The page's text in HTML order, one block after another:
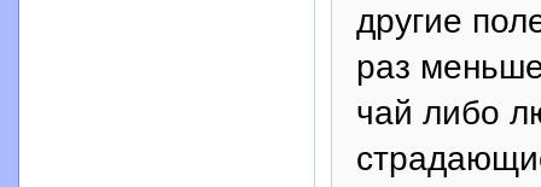
другие
раз
чай либо